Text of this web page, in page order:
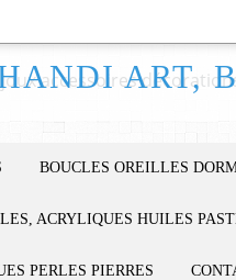
BOUCLES OREILLES
ACRYLIQUES HUILES
PERLES PIERRES